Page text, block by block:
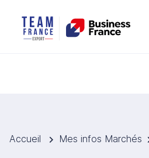
Accueil Mes infos Marchés